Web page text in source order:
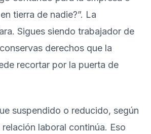
tierra de nadie?”. La
Sigues siendo trabajador de
derechos que la
recortar por la puerta de
suspendido o reducido, según
laboral continúa. Eso